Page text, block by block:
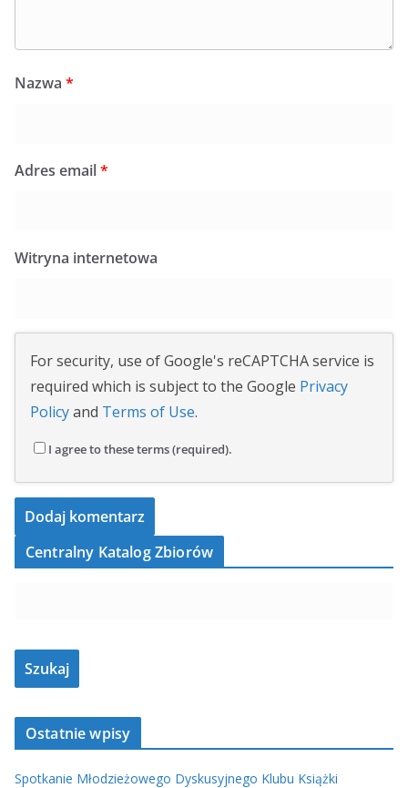
Nazwa *
Adres email*
Witryna internetowa
For security, use of Google's reCAPTCHA service is
required which is subject to the Google Privacy
Policyand Terms of Use.
I agree to these terms (required).
Centralny Katalog Zbiorów
Ostatnie wpisy
Spotkanie Młodzieżowego Dyskusyjnego Klubu Książki